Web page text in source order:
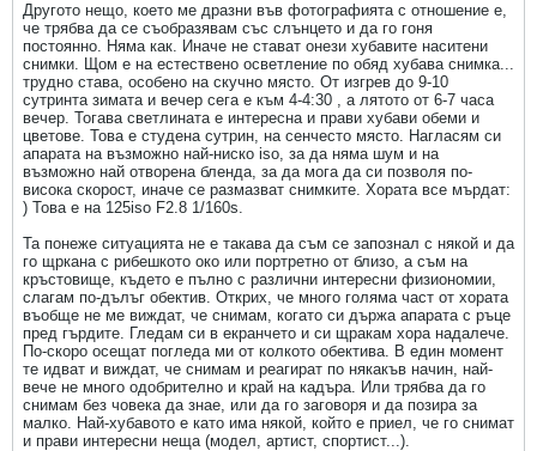
Другото нещо, което ме дразни във фотографията с отношение е,
че трябва да се съобразявам със слънцето и да го гоня
постоянно. Няма как. Иначе не стават онези хубавите наситени
снимки. Щом е на естествено осветление по обяд хубава снимка...
трудно става, особено на скучно място. От изгрев до 9-10
сутринта зимата и вечер сега е към 4-4:30 , а лятото от 6-7 часа
вечер. Тогава светлината е интересна и прави хубави обеми и
цветове. Това е студена сутрин, на сенчесто място. Нагласям си
апарата на възможно най-ниско iso, за да няма шум и на
възможно най отворена бленда, за да мога да си позволя по-
висока скорост, иначе се размазват снимките. Хората все мърдат:
) Това е на 125iso F2.8 1/160s.
Та понеже ситуацията не е такава да съм се запознал с някой и да
го щркана с рибешкото око или портретно от близо, а съм на
кръстовище, където е пълно с различни интересни физиономии,
слагам пo-дълъг обектив. Открих, че много голяма част от хората
въобще не ме виждат, че снимам, когато си държа апарата с ръце
пред гърдите. Гледам си в екранчето и си щракам хора надалече.
По-скоро осещат погледа ми от колкото обектива. В един момент
те идват и виждат, че снимам и реагират по някакъв начин, най-
вече не много одобрително и край на кадъра. Или трябва да го
снимам без човека да знае, или да го заговоря и да позира за
малко. Най-хубавото е като има някой, който е приел, че го снимат
и прави интересни неща (модел, артист, спортист...).